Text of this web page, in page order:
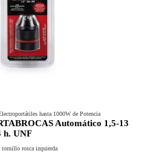
hasta 1000W de Potencia
Automático 1,5-13
h. UNF
tornillo rosca izquierda